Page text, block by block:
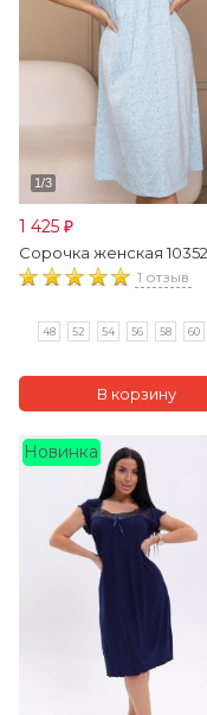
1 425 ₽
Сорочка женская
1 отзыв
48 52 54 56 58 60
Новинка